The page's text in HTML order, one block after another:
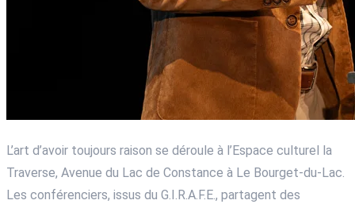
L’art d’avoir toujours raison se déroule à l’Espace culturel la
Traverse, Avenue du Lac de Constance à Le Bourget-du-Lac.
Les conférenciers, issus du G.I.R.A.F.E., partagent des